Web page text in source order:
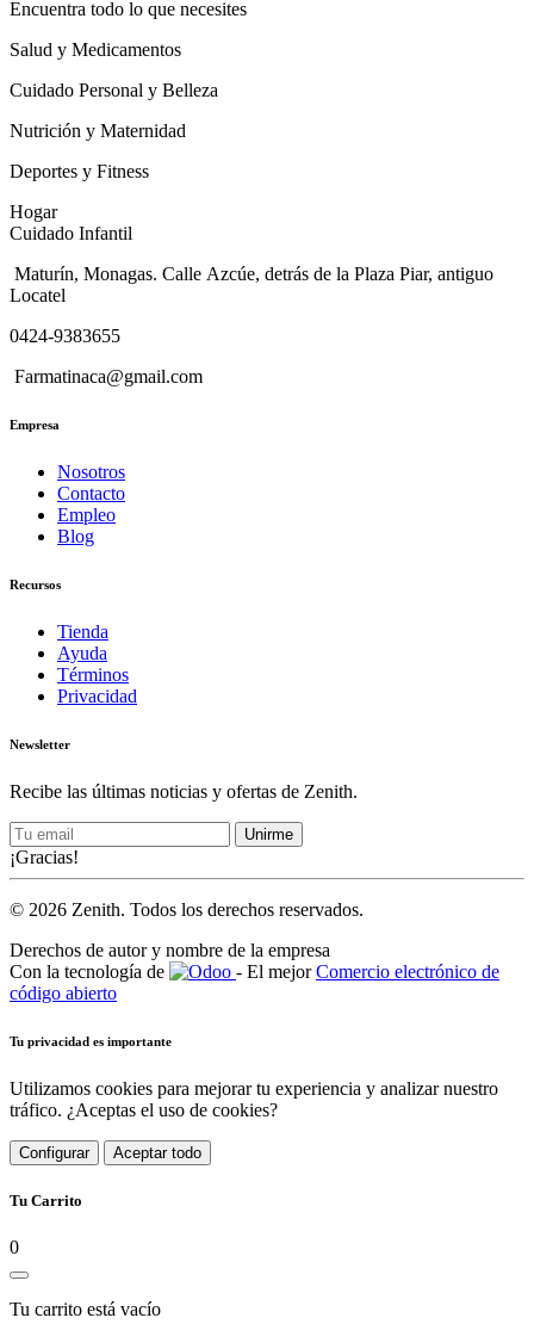
Encuentra todo lo que necesites
Salud y Medicamentos
Cuidado Personal y Belleza
Nutrición y Maternidad
Deportes y Fitness
Hogar
Cuidado Infantil
Maturín, Monagas. Calle Azcúe, detrás de la Plaza Piar, antiguo
Locatel
0424-9383655
Farmatinaca@gmail.com
Empresa
Nosotros
Contacto
Empleo
Blog
Recursos
Tienda
Ayuda
Términos
Privacidad
Newsletter
Recibe las últimas noticias y ofertas de Zenith.
Unirme
¡Gracias!
© 2026 Zenith. Todos los derechos reservados.
Derechos de autor y nombre de la empresa
Con la tecnología de
- El mejorComercio electrónico de
código abierto
Tu privacidad es importante
Utilizamos cookies para mejorar tu experiencia y analizar nuestro
tráfico. ¿Aceptas el uso de cookies?
Configurar Aceptar todo
Tu Carrito
0
Tu carrito está vacío